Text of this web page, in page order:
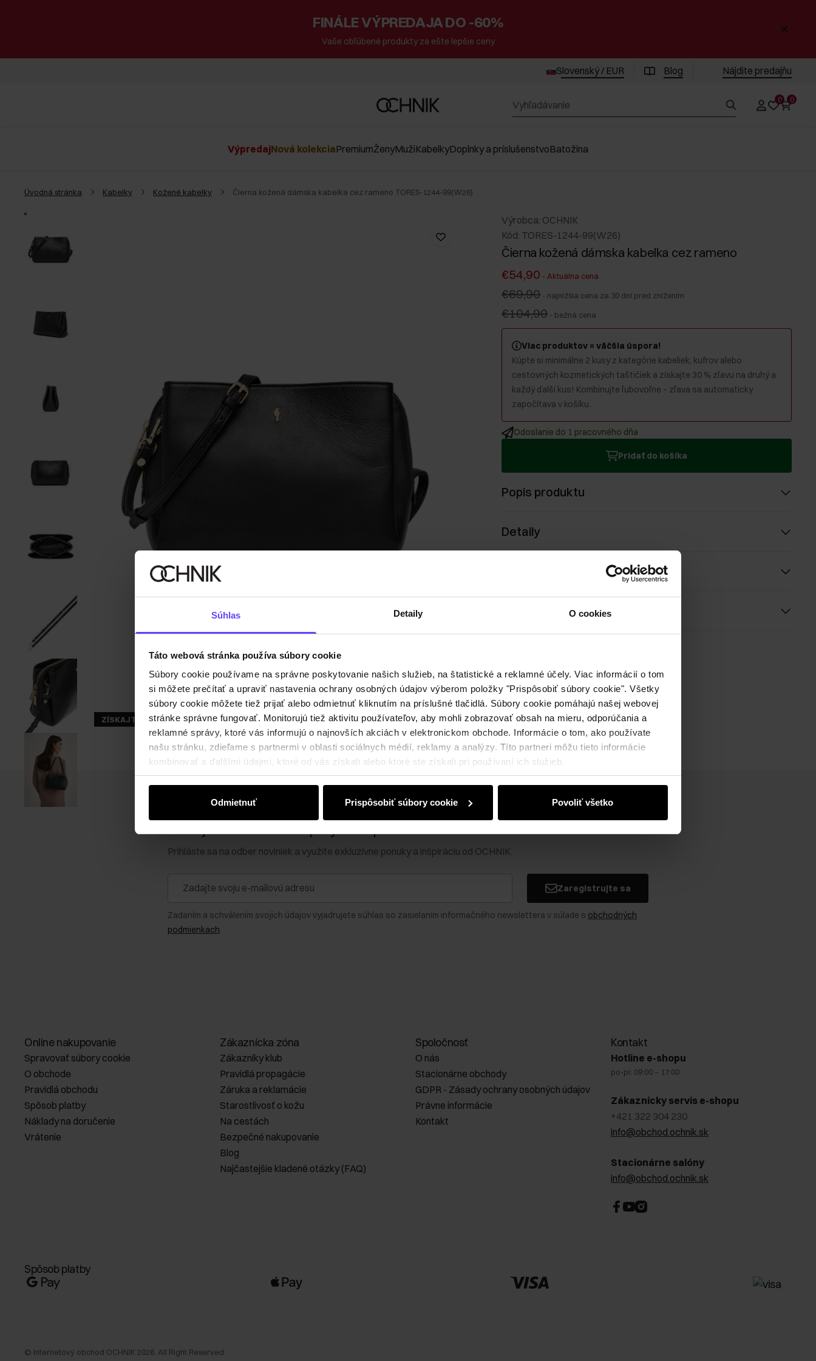
Súhlas Detaily O cookies
Táto webová stránka používa súbory cookie
Súbory cookie používame na správne poskytovanie našich služieb, na štatistické a reklamné účely. Viac informácií o tom
si môžete prečítať a upraviť nastavenia ochrany osobných údajov výberom položky "Prispôsobiť súbory cookie". Všetky
súbory cookie môžete tiež prijať alebo odmietnuť kliknutím na príslušné tlačidlá. Súbory cookie pomáhajú našej webovej
stránke správne fungovať. Monitorujú tiež aktivitu používateľov, aby mohli zobrazovať obsah na mieru, odporúčania a
reklamné správy, ktoré vás informujú o najnovších akciách v elektronickom obchode. Informácie o tom, ako používate
našu stránku, zdieľame s partnermi v oblasti sociálnych médií, reklamy a analýzy. Títo partneri môžu tieto informácie
kombinovať s ďalšími údajmi, ktoré od vás získali alebo ktoré ste získali pri používaní ich služieb.
Odmietnuť Prispôsobiť súbory cookie Povoliť všetko
FINÁLE VÝPREDAJA DO -60%
Vaše obľúbené produkty za ešte lepšie ceny
Slovenský / EUR Blog Nájdite predajňu
0 0
VýpredajNová kolekciaPremiumŽenyMužiKabelkyDoplnky a príslušenstvoBatožina
Úvodná stránka Kabelky Kožené kabelky Čierna kožená dámska kabelka cez rameno TORES-1244-99(W26)
ZÍSKAJTE -30%
Výrobca: OCHNIK
Kód: TORES-1244-99(W26)
Čierna kožená dámska kabelka cez rameno
€54,90 - Aktuálna cena
€69,90 - najnižšia cena za 30 dní pred znížením
€104,90 - bežná cena
Viac produktov = väčšia úspora!
Kúpte si minimálne 2 kusy z kategórie kabeliek, kufrov alebo
cestovných kozmetických taštičiek a získajte 30 % zľavu na druhý a
každý ďalší kus! Kombinujte ľubovoľne – zľava sa automaticky
započítava v košíku.
Odoslanie do 1 pracovného dňa
Pridať do košíka
Popis produktu
Detaily
Zloženie a rozmery
Prihláste sa na odber noviniek a využite exkluzívne ponuky a inšpiráciu od OCHNIK.
Zaregistrujte sa
Zadaním a schválením svojich údajov vyjadrujete súhlas so zasielaním informačného newslettera v súlade s obchodných
podmienkach.
Online nakupovanie
Spravovať súbory cookie
O obchode
Pravidlá obchodu
Spôsob platby
Náklady na doručenie
Vrátenie
Zákaznícka zóna
Zákazníky klub
Pravidlá propagácie
Záruka a reklamácie
Starostlivosť o kožu
Na cestách
Bezpečné nakupovanie
Blog
Najčastejšie kladené otázky (FAQ)
Spoločnosť
O nás
Stacionárne obchody
GDPR - Zásady ochrany osobných údajov
Právne informácie
Kontakt
Kontakt
Hotline e-shopu
po-pi: 09:00 – 17:00
Zákaznícky servis e-shopu
+421 322 304 230
info@obchod.ochnik.sk
Stacionárne salóny
info@obchod.ochnik.sk
Spôsob platby
© Internetový obchod OCHNIK 2026 . All Right Reserved.